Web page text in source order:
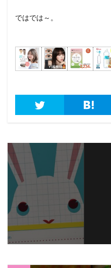
ではでは～。